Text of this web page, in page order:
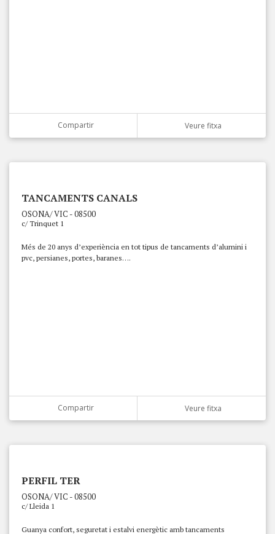
Compartir Veure fitxa
TANCAMENTS CANALS
OSONA/ VIC - 08500
c/ Trinquet 1
Més de 20 anys d’experiència en tot tipus de tancaments d’alumini i
pvc, persianes, portes, baranes….
Compartir Veure fitxa
PERFIL TER
OSONA/ VIC - 08500
c/ Lleida 1
Guanya confort, seguretat i estalvi energètic amb tancaments